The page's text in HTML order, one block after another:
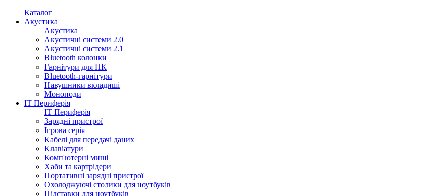
Каталог
Акустика
Акустика
Акустичні системи 2.0
Акустичні системи 2.1
Bluetooth колонки
Гарнітури для ПК
Bluetooth-гарнітури
Навушники вкладиші
Моноподи
IT Периферія
IT Периферія
Зарядні пристрої
Ігрова серія
Кабелі для передачі даних
Клавіатури
Комп'ютерні миші
Хаби та картрідери
Портативні зарядні пристрої
Охолоджуючі столики для ноутбуків
Підставки для ноутбуків